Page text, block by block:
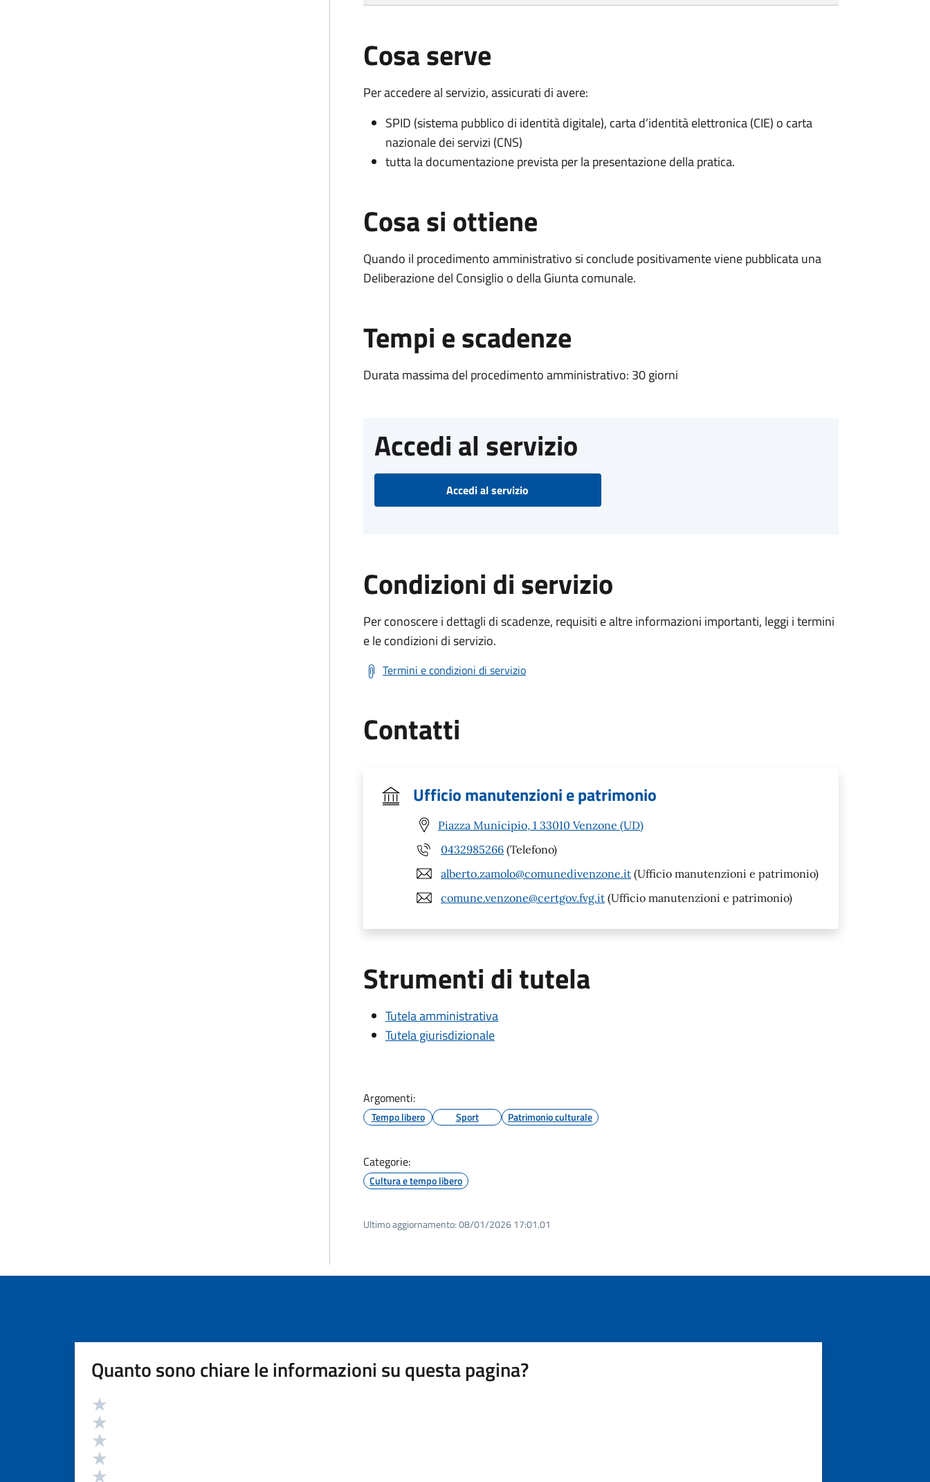
Cosa serve
Per accedere al servizio, assicurati di avere:
SPID (sistema pubblico di identità digitale), carta d’identità elettronica (CIE) o carta
nazionale dei servizi (CNS)
tutta la documentazione prevista per la presentazione della pratica.
Cosa si ottiene
Quando il procedimento amministrativo si conclude positivamente viene pubblicata una
Deliberazione del Consiglio o della Giunta comunale.
Tempi e scadenze
Durata massima del procedimento amministrativo: 30 giorni
Accedi al servizio
Accedi al servizio
Condizioni di servizio
Per conoscere i dettagli di scadenze, requisiti e altre informazioni importanti, leggi i termini
e le condizioni di servizio.
Termini e condizioni di servizio
Contatti
Ufficio manutenzioni e patrimonio
Piazza Municipio, 1 33010 Venzone (UD)
0432985266 (Telefono)
alberto.zamolo@comunedivenzone.it (Ufficio manutenzioni e patrimonio)
comune.venzone@certgov.fvg.it (Ufficio manutenzioni e patrimonio)
Strumenti di tutela
Tutela amministrativa
Tutela giurisdizionale
Argomenti:
Tempo libero Sport Patrimonio culturale
Categorie:
Cultura e tempo libero
Ultimo aggiornamento:08/01/2026 17:01.01
Quanto sono chiare le informazioni su questa pagina?
Valutazione